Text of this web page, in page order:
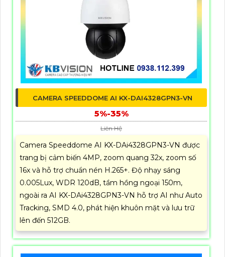
CAMERA SPEEDDOME AI KX-DAI4328GPN3-VN
5%-35%
Liên Hệ
Camera Speeddome AI KX-DAi4328GPN3-VN được
trang bị cảm biến 4MP, zoom quang 32x, zoom số
16x và hỗ trợ chuẩn nén H.265+. Độ nhạy sáng
0.005Lux, WDR 120dB, tầm hồng ngoại 150m,
ngoài ra AI KX-DAi4328GPN3-VN hỗ trợ AI như Auto
Tracking, SMD 4.0, phát hiện khuôn mặt và lưu trữ
lên đến 512GB.